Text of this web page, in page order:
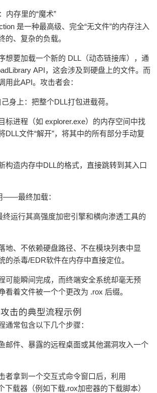
内存里的“魔术”‌
是一种最高级、完全“无文件”的内存注入
的、复杂的负载。
想要加载一个新的 DLL（动态链接库），通
API，这会涉及到硬盘上的文件。而
用此API。攻击者会：
身上‌：把整个DLL打包进载荷。
标进程（如 explorer.exe）的内存空间中找
DLL文件“解开”，将其中的所有部分手动复
构造内存中DLL的格式，直接跳转到其入口
——最终加载‌：
终运行其高强度加密引擎和横向渗透工具‌的
地、不依赖硬盘路径、不在模块列表中显
的杀毒/EDR软件在内存中直接定位。
可能瞬间完成，而终端安全系统却毫无预
看着文件被一个个更改为 .rox 后缀。
击的典型流程示例‌
通常包含以下几个步骤：
邮件、暴露的远程桌面或其他漏洞攻入一个
者拿到一个交互式命令窗口后，利用‌
下载器（例如下载.rox加密器的下载脚本）